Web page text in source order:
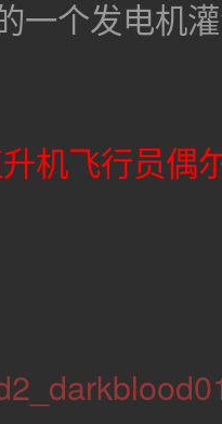
一个发电机
机飞行员偶